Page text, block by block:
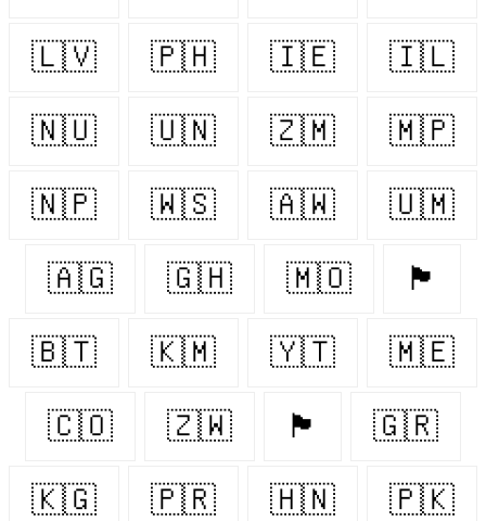
🇱🇻 🇵🇭 🇮🇪 🇮🇱
🇳🇺 🇺🇳 🇿🇲 🇲🇵
🇳🇵 🇼🇸 🇦🇼 🇺🇲
🇦🇬 🇬🇭 🇲🇴 🏴󠁧󠁢󠁥󠁮󠁧󠁿
🇧🇹 🇰🇲 🇾🇹 🇲🇪
🇨🇴 🇿🇼 🏴󠁧󠁢󠁳󠁣󠁴󠁿 🇬🇷
🇰🇬 🇵🇷 🇭🇳 🇵🇰